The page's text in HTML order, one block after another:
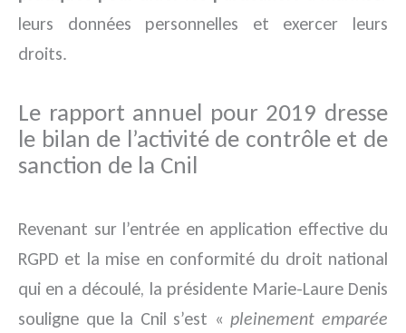
leurs données personnelles et exercer leurs
droits.
Le rapport annuel pour 2019 dresse
le bilan de l’activité de contrôle et de
sanction de la Cnil
Revenant sur l’entrée en application effective du
RGPD et la mise en conformité du droit national
qui en a découlé, la présidente Marie-Laure Denis
souligne que la Cnil s’est «pleinement emparée